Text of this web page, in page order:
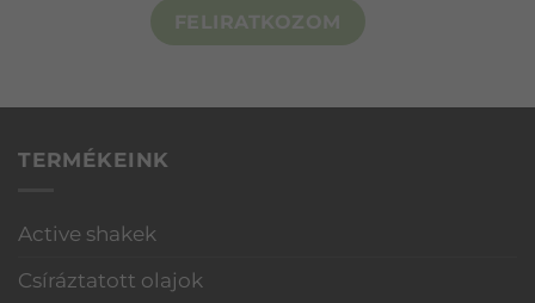
FELIRATKOZOM
TERMÉKEINK
Active shakek
Csíráztatott olajok